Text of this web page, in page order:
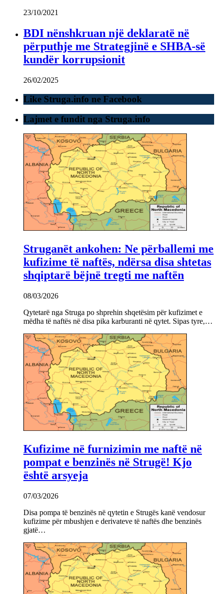
23/10/2021
BDI nënshkruan një deklaratë në
përputhje me Strategjinë e SHBA-së
kundër korrupsionit
26/02/2025
Like Struga.info ne Facebook
Lajmet e fundit nga Struga.info
Struganët ankohen: Ne përballemi me
kufizime të naftës, ndërsa disa shtetas
shqiptarë bëjnë tregti me naftën
08/03/2026
Qytetarë nga Struga po shprehin shqetësim për kufizimet e
mëdha të naftës në disa pika karburanti në qytet. Sipas tyre,…
Kufizime në furnizimin me naftë në
pompat e benzinës në Strugë! Kjo
është arsyeja
07/03/2026
Disa pompa të benzinës në qytetin e Strugës kanë vendosur
kufizime për mbushjen e derivateve të naftës dhe benzinës
gjatë…